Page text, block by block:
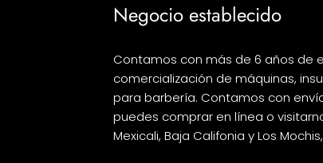
Negocio establecido
Contamos con más de 6 años de
comercialización de máquinas,
para barbería. Contamos con
puedes comprar en línea o
Mexicali, Baja Califonia y Los